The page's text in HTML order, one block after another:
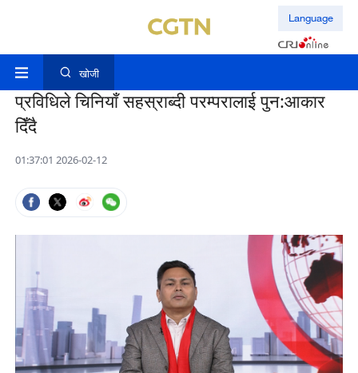
Language
खोजी
प्रविधिले चिनियाँ सहस्राब्दी परम्परालाई पुन:आकार
दिँदै
01:37:01 2026-02-12